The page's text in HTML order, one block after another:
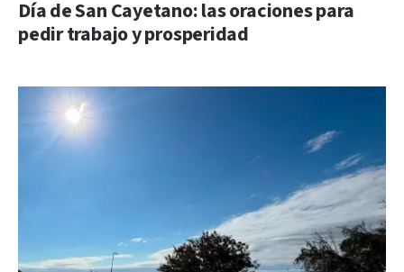
Día de San Cayetano: las oraciones para
pedir trabajo y prosperidad